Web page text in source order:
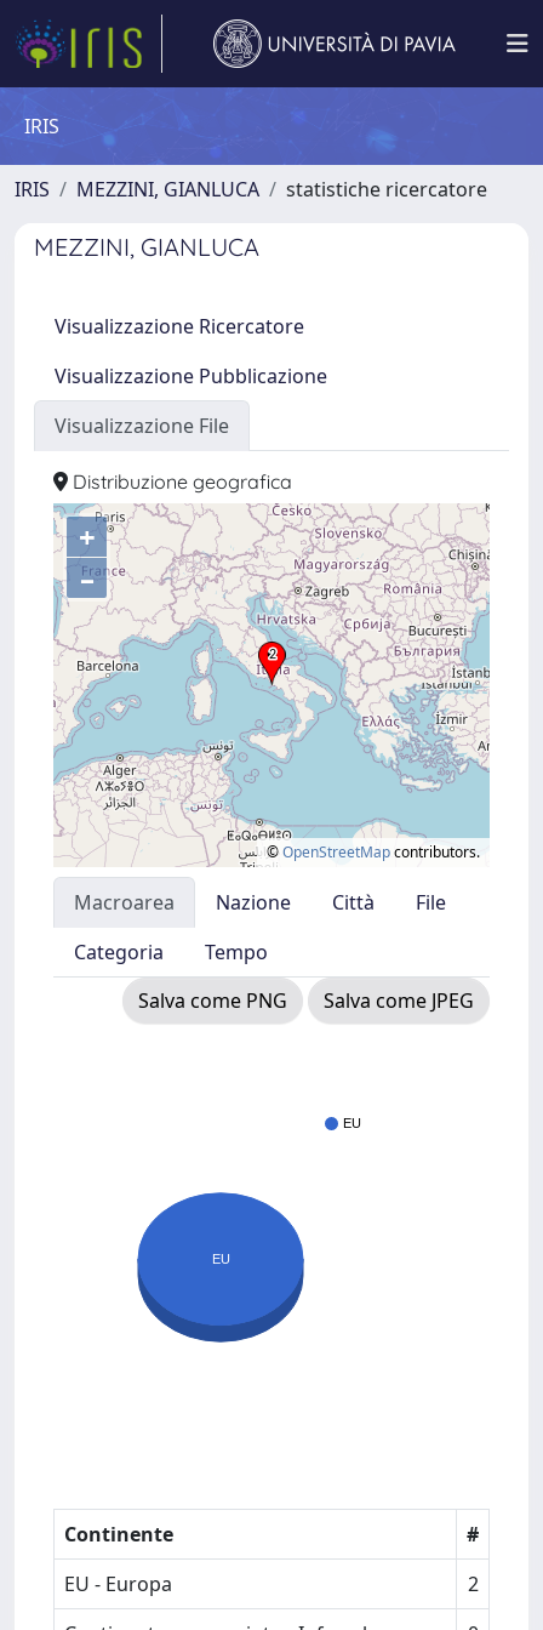
IRIS
IRIS MEZZINI, GIANLUCA statistiche ricercatore
MEZZINI, GIANLUCA
Visualizzazione Ricercatore
Visualizzazione Pubblicazione
Visualizzazione File
Distribuzione geografica
+
–
©OpenStreetMapcontributors.
Macroarea Nazione Città
File
Categoria
Tempo
Salva come PNG
Salva come JPEG
EU
EU
Continente
#
EU - Europa
2